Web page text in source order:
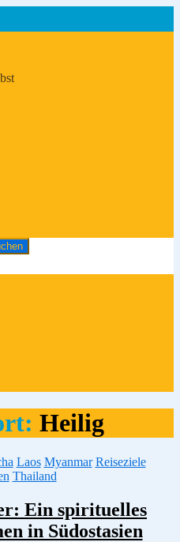
Heilig
Kategorien
Laos Myanmar Reiseziele
Thailand
Ein spirituelles
in Südostasien